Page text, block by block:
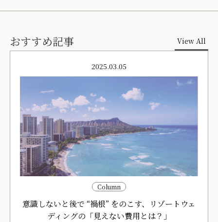
おすすめ記事 View All
2025.03.05
Column
意識しないと後で “禍根” をのこす、リゾートウェ
ディングの「見えない費用とは？」